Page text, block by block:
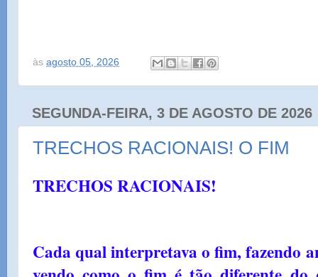
às agosto 05, 2026
SEGUNDA-FEIRA, 3 DE AGOSTO DE 2026
TRECHOS RACIONAIS! O FIM
TRECHOS RACIONAIS!
Cada qual interpretava o fim, fazendo